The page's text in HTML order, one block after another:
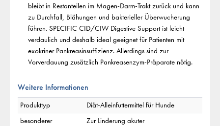
bleibt in Restanteilen im Magen-Darm-Trakt zurück und kann
zu Durchfall, Blähungen und bakterieller Überwucherung
führen. SPECIFIC CID/CIW Digestive Support ist leicht
verdaulich und deshalb ideal geeignet für Patienten mit
exokriner Pankreasinsuffizienz. Allerdings sind zur
Vorverdauung zusätzlich Pankreasenzym-Präparate nötig.
Weitere Informationen
Produkttyp
Diät-Alleinfuttermittel für Hunde
besonderer
Zur Linderung akuter